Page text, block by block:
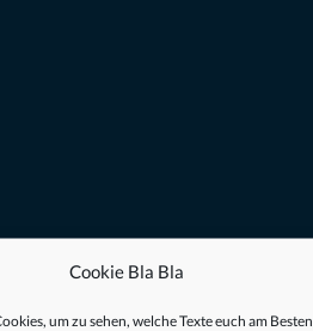
Cookie Bla Bla
um zu sehen, welche Texte euch am Besten